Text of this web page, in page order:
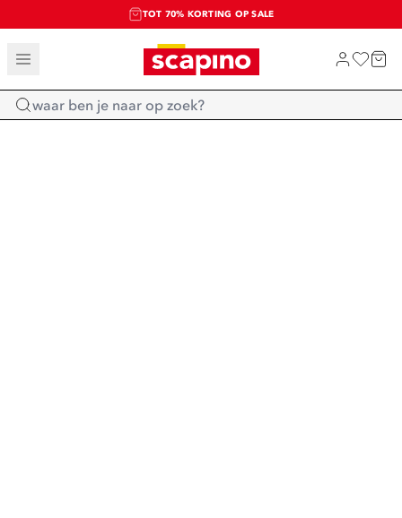
TOT 70% KORTING OP SALE
SALE: LAATSTE KANS!
SHOP NIEUW
Home